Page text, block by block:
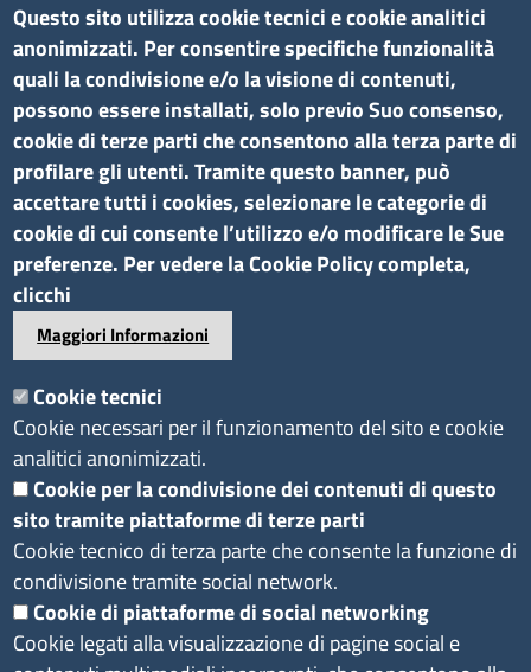
tel. 0165 573001
P.I. 01079470074
C.F. 91046340070
Peccciaa.aosta@ao.legalmail.camcom.it
Amministrazione trasparente
Bandi di gara e contratti
Bilanci
Concorsi e selezioni
Procedimenti
Seguici su
Sito web
Accesso riservato
Redazione
Questo sito utilizza cookie tecnici e cookie analitici
anonimizzati. Per consentire specifiche funzionalità
quali la condivisione e/o la visione di contenuti,
possono essere installati, solo previo Suo consenso,
cookie di terze parti che consentono alla terza parte di
profilare gli utenti. Tramite questo banner, può
accettare tutti i cookies, selezionare le categorie di
cookie di cui consente l’utilizzo e/o modificare le Sue
preferenze. Per vedere la Cookie Policy completa,
clicchi
Maggiori Informazioni
Cookie tecnici
Cookie necessari per il funzionamento del sito e cookie
analitici anonimizzati.
Cookie per la condivisione dei contenuti di questo
sito tramite piattaforme di terze parti
Cookie tecnico di terza parte che consente la funzione di
condivisione tramite social network.
Cookie di piattaforme di social networking
Cookie legati alla visualizzazione di pagine social e